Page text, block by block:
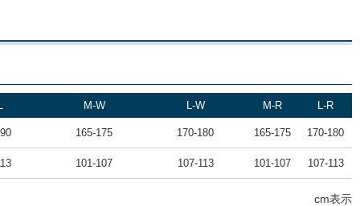
M-W L-W M-R L-R
165-175 170-180 165-175 170-180
101-107 107-113 101-107 107-113
cm表示